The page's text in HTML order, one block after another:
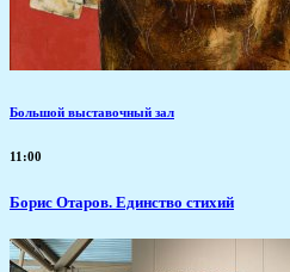
Большой выставочный зал
11:00
Борис Отаров. Единство стихий